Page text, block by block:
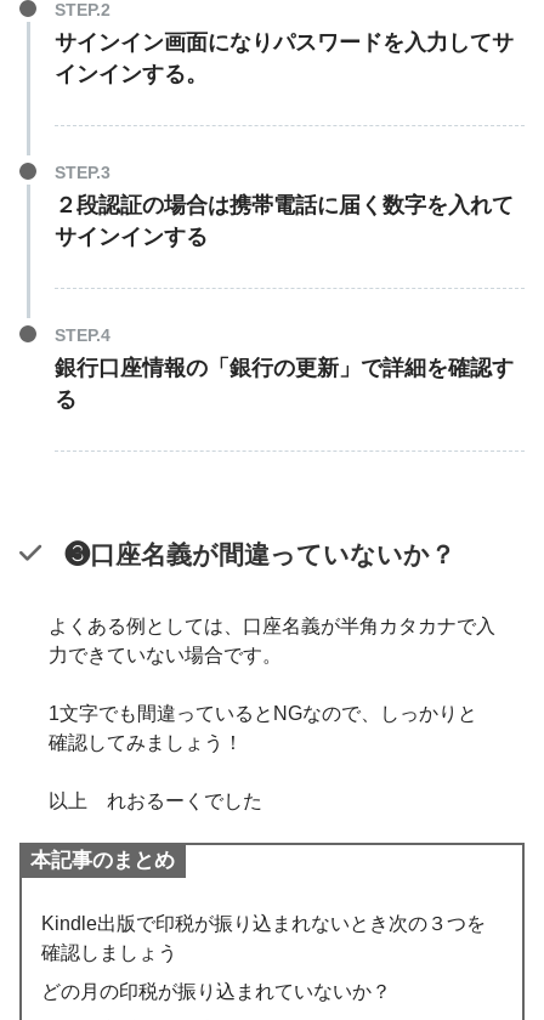
サインイン画面になりパスワードを入力してサ
インインする。
２段認証の場合は携帯電話に届く数字を入れて
サインインする
銀行口座情報の「銀行の更新」で詳細を確認す
る
❸口座名義が間違っていないか？
よくある例としては、口座名義が半角カタカナで入
力できていない場合です。
1文字でも間違っているとNGなので、しっかりと
確認してみましょう！
以上 れおるーくでした
本記事のまとめ
Kindle出版で印税が振り込まれないとき次の３つを
確認しましょう
どの月の印税が振り込まれていないか？